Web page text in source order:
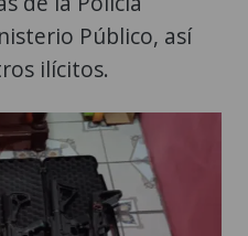
Público, así
ilícitos.